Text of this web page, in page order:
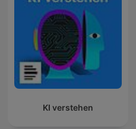
KI verstehen